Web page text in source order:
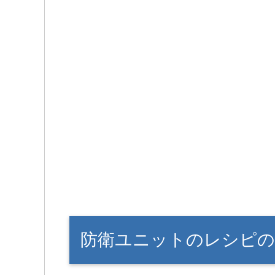
防衛ユニットのレシピ